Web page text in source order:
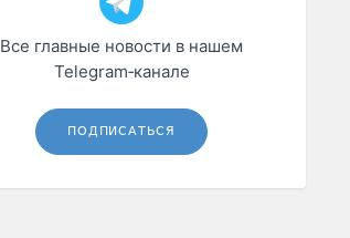
Все главные новости в нашем
Telegram‑канале
ПОДПИСАТЬСЯ